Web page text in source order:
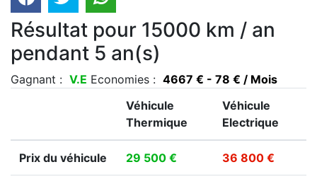
Résultat pour 15000 km / an
pendant 5 an(s)
Gagnant : V.E Economies : 4667 € - 78 € / Mois
Véhicule
Thermique
Véhicule
Electrique
Prix du véhicule 29 500 € 36 800 €